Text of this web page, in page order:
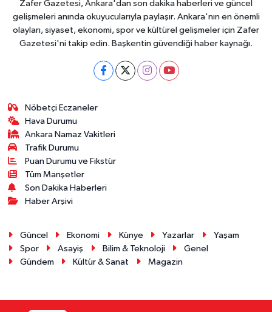
Zafer Gazetesi, Ankara'dan son dakika haberleri ve güncel
gelişmeleri anında okuyucularıyla paylaşır. Ankara'nın en önemli
olayları, siyaset, ekonomi, spor ve kültürel gelişmeler için Zafer
Gazetesi'ni takip edin. Başkentin güvendiği haber kaynağı.
Nöbetçi Eczaneler
Hava Durumu
Ankara Namaz Vakitleri
Trafik Durumu
Puan Durumu ve Fikstür
Tüm Manşetler
Son Dakika Haberleri
Haber Arşivi
Güncel Ekonomi Künye Yazarlar
Yaşam
Spor
Asayiş Bilim & Teknoloji
Genel
Gündem
Kültür & Sanat Magazin